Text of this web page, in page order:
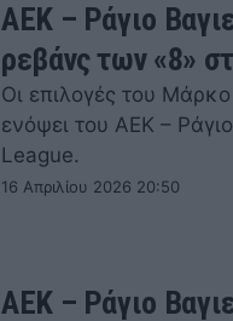
ΑΕΚ – Ράγιο
ρεβάνς των «8»
Οι επιλογές του Μάρκο
ενόψει του ΑΕΚ –
League.
16 Απριλίου 2026 20:50
ΑΕΚ – Ράγιο